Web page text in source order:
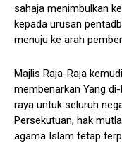
sahaja menimbulkan
kepada urusan
menuju ke arah
Majlis Raja-Raja
membenarkan Yang
raya untuk seluruh
Persekutuan, hak
agama Islam tetap